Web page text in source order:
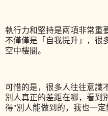
執行力和堅持是兩項非常重
不僅僅是「自我提升」，很
空中樓閣。
可惜的是，很多人往往意識
別人真正的差距在哪，看到
得"別人能做到的，我也一